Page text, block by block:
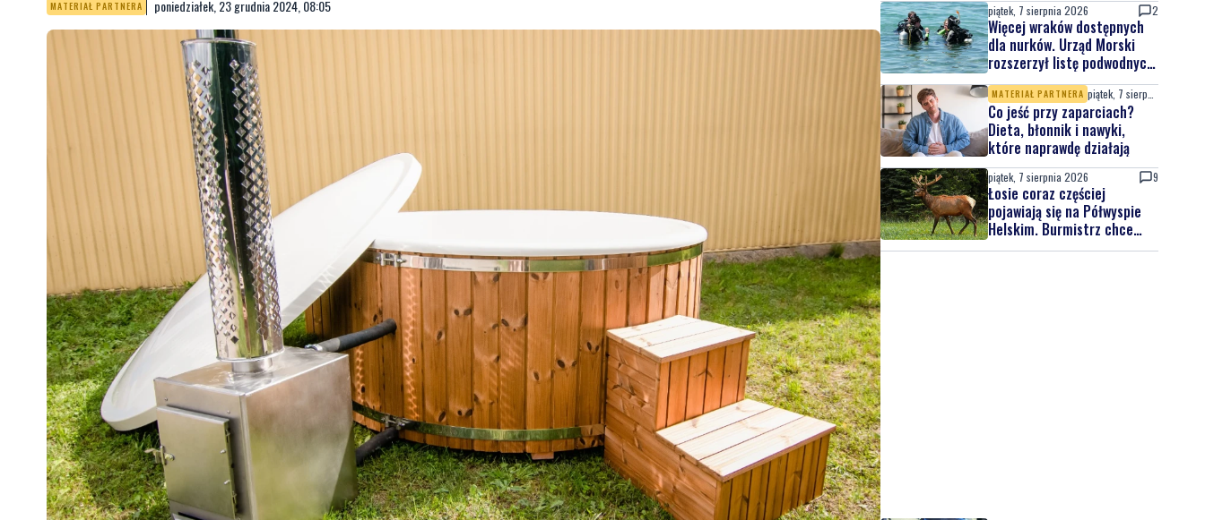
MATERIAŁ PARTNERA poniedziałek, 23 grudnia 2024, 08:05 piątek, 7 sierpnia 2026 2
Więcej wraków dostępnych
dla nurków. Urząd Morski
rozszerzył listę podwodnych
atrakcji
MATERIAŁ PARTNERA
Co jeść przy zaparciach?
Dieta, błonnik i nawyki,
które naprawdę działają
piątek, 7 sierpnia 2026 9
Łosie coraz częściej
pojawiają się na Półwyspie
Helskim. Burmistrz chce
nowych znaków drogowych